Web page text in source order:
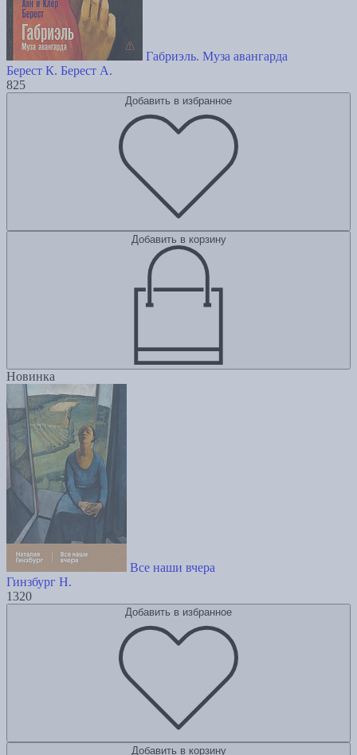
Габриэль. Муза авангарда
Берест К. Берест А.
825
Добавить в избранное
Добавить в корзину
Новинка
Все наши вчера
Гинзбург Н.
1320
Добавить в избранное
Добавить в корзину